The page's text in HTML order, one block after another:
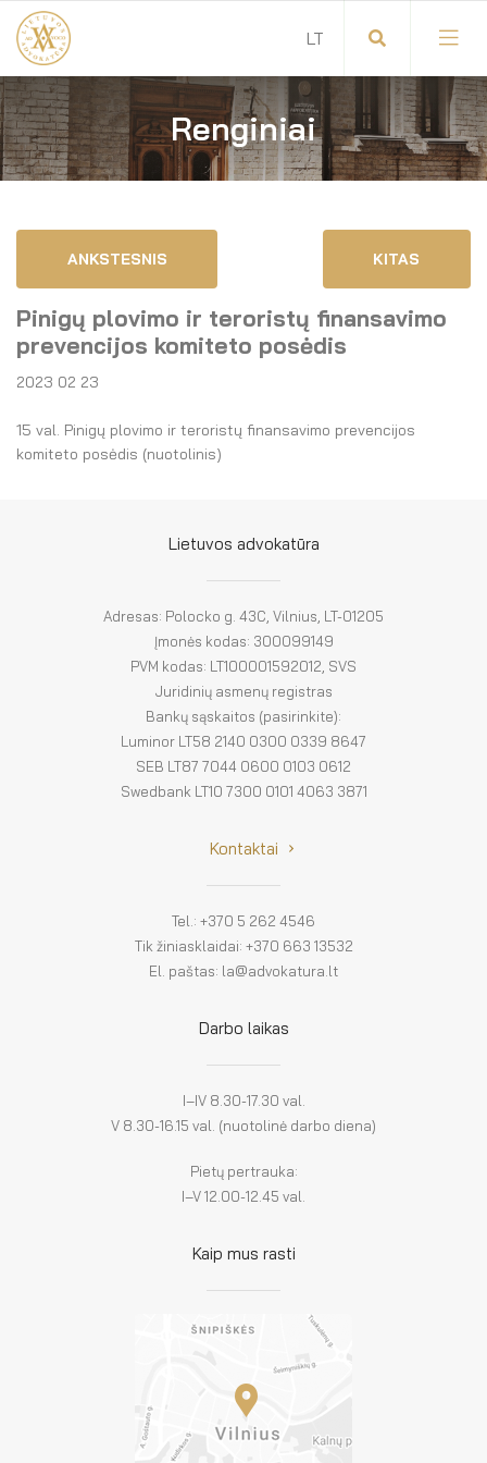
Visuotinis advokatų susirinkimas
Advokatų tarybos pirmininkas
Advokatų taryba
Komitetai
Garbės teismas
Administracija
Savitarna
Savivaldos teisės aktai
Dokumentų atmintinė
Gynėjas
Renginiai
ANKSTESNIS KITAS
Pinigų plovimo ir teroristų finansavimo
prevencijos komiteto posėdis
2023 02 23
15 val. Pinigų plovimo ir teroristų finansavimo prevencijos
komiteto posėdis (nuotolinis)
Lietuvos advokatūra
Adresas: Polocko g. 43C, Vilnius, LT-01205
Įmonės kodas: 300099149
PVM kodas: LT100001592012, SVS
Juridinių asmenų registras
Bankų sąskaitos (pasirinkite):
Luminor LT58 2140 0300 0339 8647
SEB LT87 7044 0600 0103 0612
Swedbank LT10 7300 0101 4063 3871
Kontaktai
Tel.: +370 5 262 4546
Tik žiniasklaidai: +370 663 13532
El. paštas: la@advokatura.lt
Darbo laikas
I–IV 8.30-17.30 val.
V 8.30-16.15 val. (nuotolinė darbo diena)
Pietų pertrauka:
I–V 12.00-12.45 val.
Kaip mus rasti